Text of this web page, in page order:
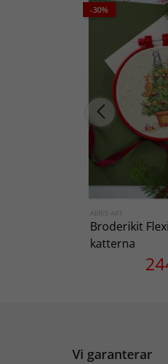
-30%
ABRIS ART
Broderikit
katterna
Vi garanterar